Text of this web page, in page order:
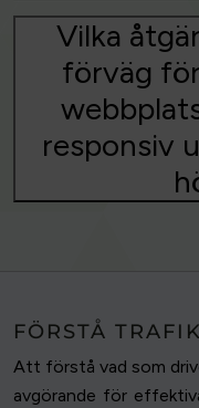
Vilka
förväg
responsiv
FÖRSTÅ
Att förstå vad som
avgörande för